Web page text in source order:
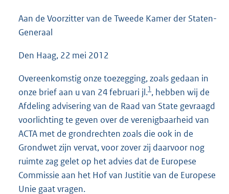
Aan de Voorzitter van de Tweede Kamer der Staten-
Generaal
Den Haag, 22 mei 2012
Overeenkomstig onze toezegging, zoals gedaan in
onze brief aan u van 24 februari jl.1, hebben wij de
Afdeling advisering van de Raad van State gevraagd
voorlichting te geven over de verenigbaarheid van
ACTA met de grondrechten zoals die ook in de
Grondwet zijn vervat, voor zover zij daarvoor nog
ruimte zag gelet op het advies dat de Europese
Commissie aan het Hof van Justitie van de Europese
Unie gaat vragen.